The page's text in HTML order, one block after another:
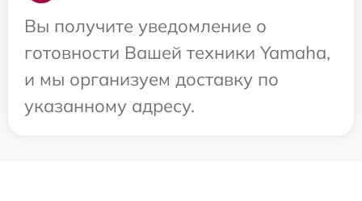
Вы получите уведомление о
готовности Вашей техники Yamaha,
и мы организуем доставку по
указанному адресу.